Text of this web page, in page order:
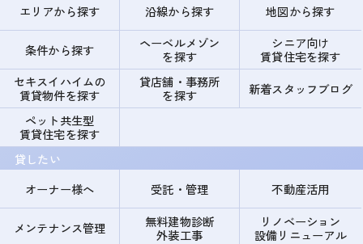
エリアから探す
沿線から探す 地図から探す
条件から探す
ヘーベルメゾン
を探す
シニア向け
賃貸住宅を探す
セキスイハイムの
賃貸物件を探す
貸店舗・事務所
を探す
新着スタッフブログ
ペット共生型
賃貸住宅を探す
貸したい
オーナー様へ
受託・管理 不動産活用
メンテナンス管理
無料建物診断
外装工事
リノベーション
設備リニューアル